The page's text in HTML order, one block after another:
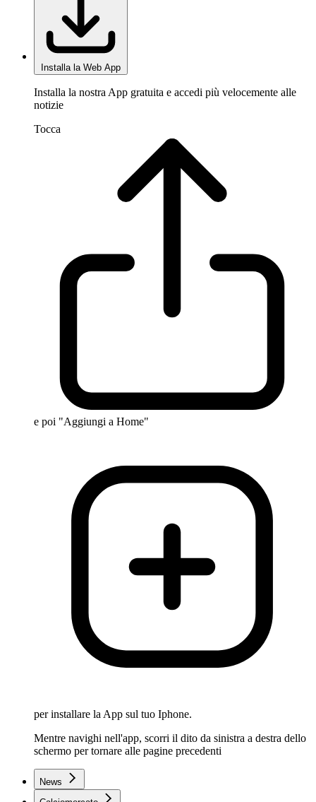
Installa la Web App
Installa la nostra App gratuita e accedi più velocemente alle
notizie
Tocca
e poi "Aggiungi a Home"
per installare la App sul tuo Iphone.
Mentre navighi nell'app, scorri il dito da sinistra a destra dello
schermo per tornare alle pagine precedenti
News